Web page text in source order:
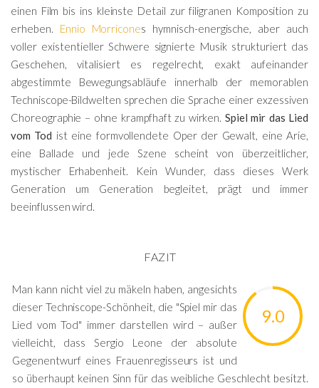
einen Film bis ins kleinste Detail zur filigranen Komposition zu
erheben. Ennio Morricones hymnisch-energische, aber auch
voller existentieller Schwere signierte Musik strukturiert das
Geschehen, vitalisiert es regelrecht, exakt aufeinander
abgestimmte Bewegungsabläufe innerhalb der memorablen
Techniscope-Bildwelten sprechen die Sprache einer exzessiven
Choreographie – ohne krampfhaft zu wirken. Spiel mir das Lied
vom Tod ist eine formvollendete Oper der Gewalt, eine Arie,
eine Ballade und jede Szene scheint von überzeitlicher,
mystischer Erhabenheit. Kein Wunder, dass dieses Werk
Generation um Generation begleitet, prägt und immer
beeinflussen wird.
FAZIT
9.0
Man kann nicht viel zu mäkeln haben, angesichts
dieser Techniscope-Schönheit, die "Spiel mir das
Lied vom Tod" immer darstellen wird – außer
vielleicht, dass Sergio Leone der absolute
Gegenentwurf eines Frauenregisseurs ist und
so überhaupt keinen Sinn für das weibliche Geschlecht besitzt.